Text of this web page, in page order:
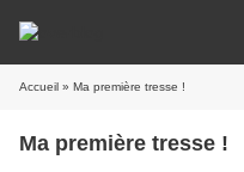
Accueil » Ma première tresse !
Ma première tresse !